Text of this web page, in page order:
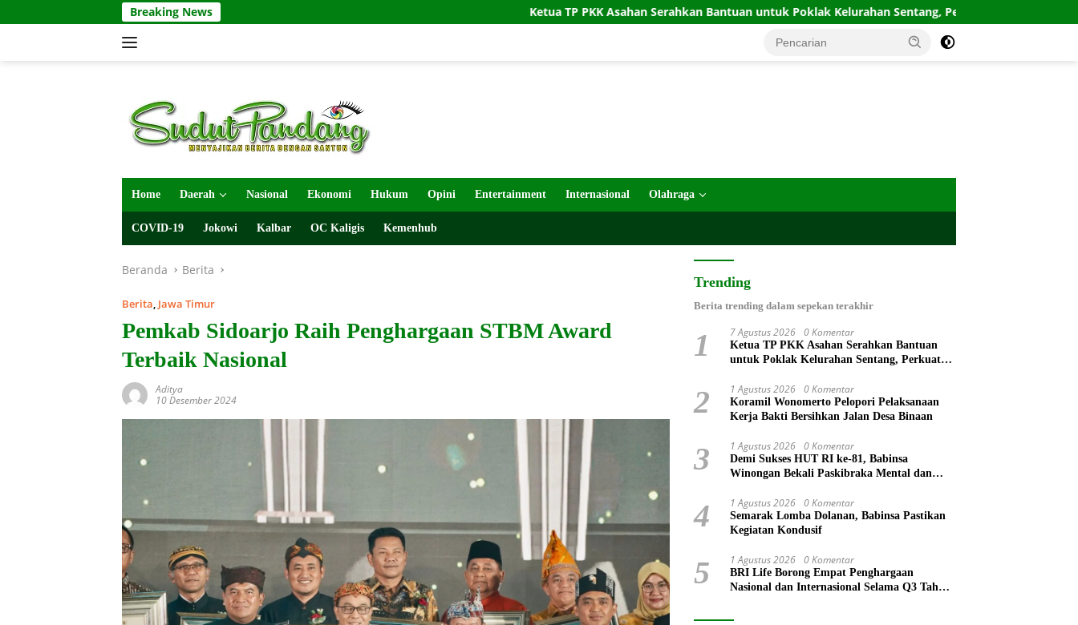
ke
Breaking News Ketua TP PKK Asahan Serahkan Bantuan untuk Poklak Kelurahan Sentang, Perkuat UMKM Jelang Lomba UP2K Sumut
Home Daerah Nasional Ekonomi Hukum Opini Entertainment Internasional Olahraga
COVID-19 Jokowi Kalbar OC Kaligis Kemenhub
Beranda Berita
Berita, Jawa Timur
Pemkab Sidoarjo Raih Penghargaan STBM Award
Terbaik Nasional
Aditya
10 Desember 2024
Trending
Berita trending dalam sepekan terakhir
1 7 Agustus 2026 0 Komentar
Ketua TP PKK Asahan Serahkan Bantuan
untuk Poklak Kelurahan Sentang, Perkuat
2 1 Agustus 2026 0 Komentar
Koramil Wonomerto Pelopori Pelaksanaan
Kerja Bakti Bersihkan Jalan Desa Binaan
3 1 Agustus 2026 0 Komentar
Demi Sukses HUT RI ke-81, Babinsa
Winongan Bekali Paskibraka Mental dan
4 1 Agustus 2026 0 Komentar
Semarak Lomba Dolanan, Babinsa Pastikan
Kegiatan Kondusif
5 1 Agustus 2026 0 Komentar
BRI Life Borong Empat Penghargaan
Nasional dan Internasional Selama Q3 Tahun